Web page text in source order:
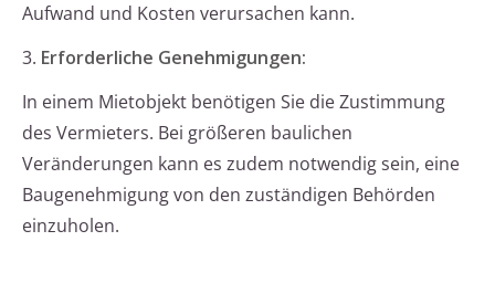
Aufwand und Kosten verursachen kann.
3. Erforderliche Genehmigungen:
In einem Mietobjekt benötigen Sie die Zustimmung
des Vermieters. Bei größeren baulichen
Veränderungen kann es zudem notwendig sein, eine
Baugenehmigung von den zuständigen Behörden
einzuholen.